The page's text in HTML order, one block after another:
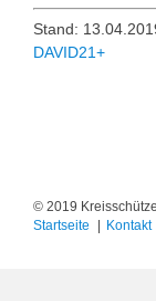
Stand:
DAVID21+
© 2019
Startseite
Kontakt